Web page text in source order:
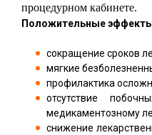
процедурном кабинете.
Положительные
сокращение сроков
мягкие
профилактика
отсутствие
медикаментозному
снижение